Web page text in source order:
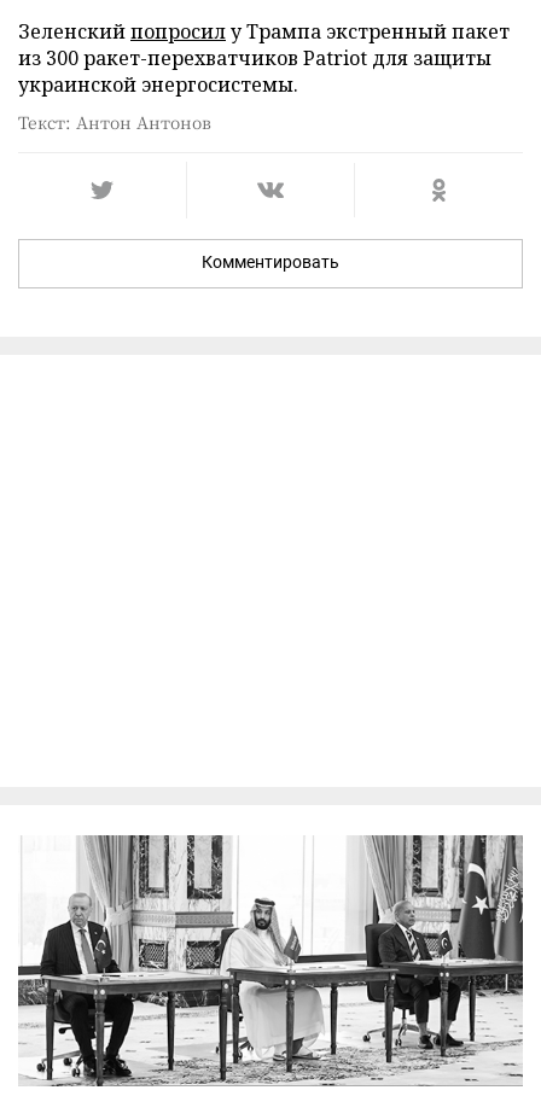
Зеленскийпопросилу Трампа экстренный пакет
из 300 ракет-перехватчиков Patriot для защиты
украинской энергосистемы.
Текст: Антон Антонов
Комментировать